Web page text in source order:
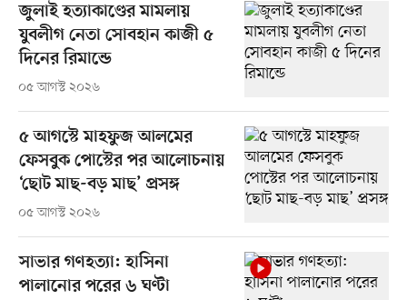
জুলাই হত্যাকাণ্ডের মামলায়
যুবলীগ নেতা সোবহান কাজী ৫
দিনের রিমান্ডে
০৫ আগস্ট ২০২৬
৫ আগস্টে মাহফুজ আলমের
ফেসবুক পোস্টের পর আলোচনায়
‘ছোট মাছ-বড় মাছ’ প্রসঙ্গ
০৫ আগস্ট ২০২৬
সাভার গণহত্যা: হাসিনা
পালানোর পরের ৬ ঘণ্টা